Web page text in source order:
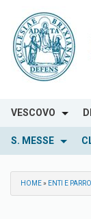
content
VESCOVO
S. MESSE
HOME» ENTI E